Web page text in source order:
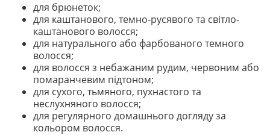
для брюнеток;
для каштанового, темно-русявого та світло-
каштанового волосся;
для натурального або фарбованого темного
волосся;
для волосся з небажаним рудим, червоним або
помаранчевим підтоном;
для сухого, тьмяного, пухнастого та
неслухняного волосся;
для регулярного домашнього догляду за
кольором волосся.